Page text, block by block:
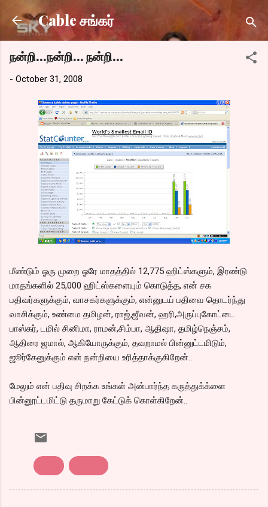
Skip to main content
Cable சங்கர்
நன்றி...நன்றி... நன்றி...
- October 31, 2008
மீண்டும் ஓரு முறை ஓரே மாதத்தில் 12,775 ஹிட்ஸ்களும், இரண்டு
மாதங்களில் 25,000 ஹிட்ஸ்களையும் கொடுத்த, என் சக
பதிவர்களுக்கும், வாசகர்களுக்கும், என்னுடய் பதிவை தொடர்ந்து
வாசிக்கும், உண்மை தமிழன், ராஜ்,ஜீவன், ஹரி,அருப்புகோட்டை
பாஸ்கர், டமில் சினிமா, ராமன்,சிம்பா, ஆதிஷா, தமிழ்நெஞ்சம்,
ஆதிரை ஜமால், ஆகியோருக்கும், தவறாமல் பின்னுட்டமிடும்,
ஜூர்கேனுக்கும் என் நன்றியை உரித்தாக்குகிறேன்..
மேலும் என் பதிவு சிறக்க உங்கள் அன்பார்ந்த கருத்துக்க்ளை
பின்னூட்டமிட்டு தருமாறு கேட்டுக் கொள்கிறேன்..